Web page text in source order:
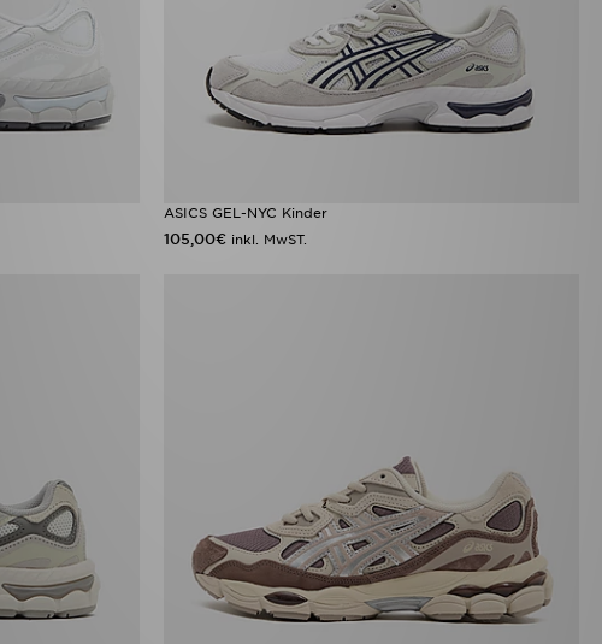
ASICS GEL-NYC Kinder
105,00€ inkl. MwST.